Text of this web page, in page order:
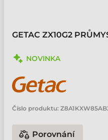
GETAC ZX10G2
NOVINKA
Číslo produktu:
Porovnání